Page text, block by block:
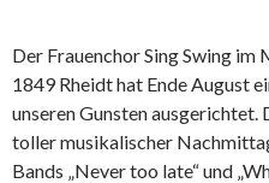
Der Frauenchor Sing Swing
1849 Rheidt hat Ende August
unseren Gunsten ausgerichtet.
toller musikalischer
Bands „Never too late“ und